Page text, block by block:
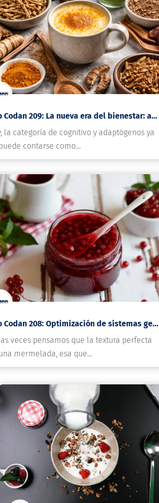
Info Codan 209: La nueva era del bienestar: adaptógenos, cognición y el desafío del equilibrio…
la categoría de cognitivo y adaptógenos ya
contarse como…
Info Codan 208: Optimización de sistemas gelificados con pectina en la industria alimentaria
veces pensamos que la textura perfecta
mermelada, esa que…